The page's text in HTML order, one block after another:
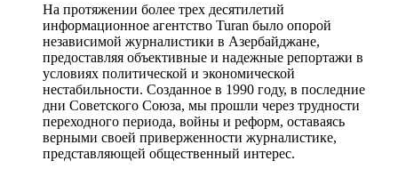
На протяжении более трех десятилетий
информационное агентство Turan было опорой
независимой журналистики в Азербайджане,
предоставляя объективные и надежные репортажи в
условиях политической и экономической
нестабильности. Созданное в 1990 году, в последние
дни Советского Союза, мы прошли через трудности
переходного периода, войны и реформ, оставаясь
верными своей приверженности журналистике,
представляющей общественный интерес.